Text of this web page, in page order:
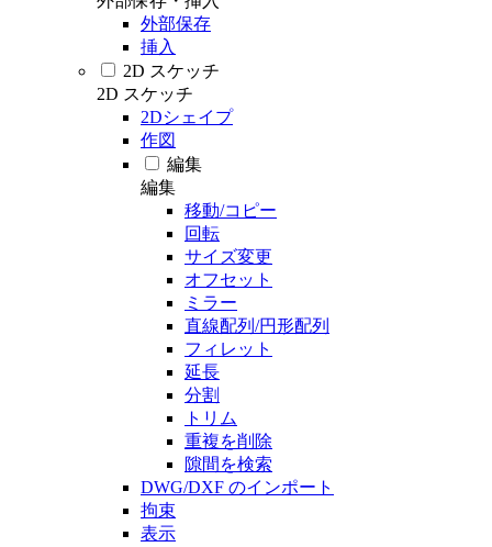
外部保存
挿入
2D スケッチ
2D スケッチ
2Dシェイプ
作図
編集
編集
移動/コピー
回転
サイズ変更
オフセット
ミラー
直線配列/円形配列
フィレット
延長
分割
トリム
重複を削除
隙間を検索
DWG/DXF のインポート
拘束
表示